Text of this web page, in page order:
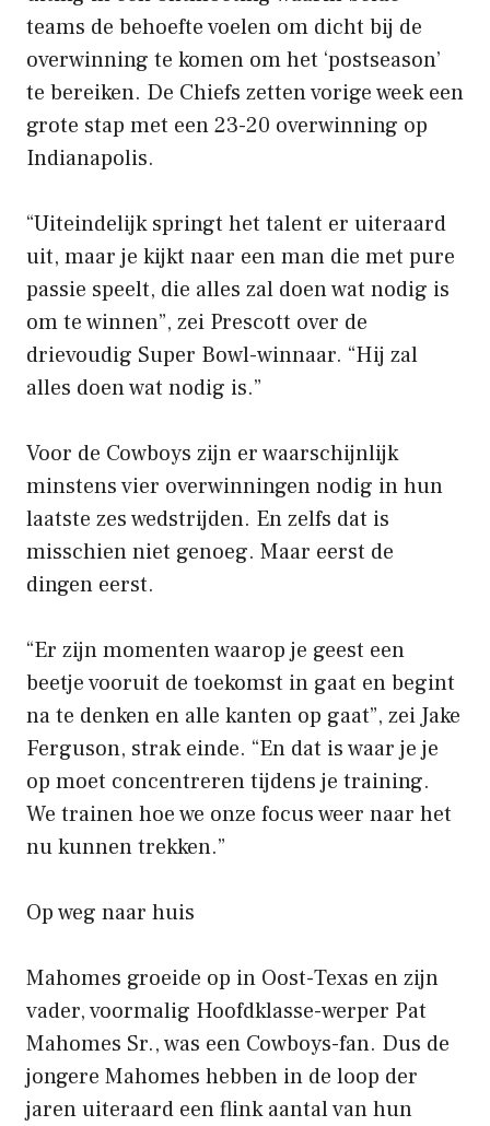
teams de behoefte voelen om dicht bij de
overwinning te komen om het ‘postseason’
te bereiken. De Chiefs zetten vorige week een
grote stap met een 23-20 overwinning op
Indianapolis.
“Uiteindelijk springt het talent er uiteraard
uit, maar je kijkt naar een man die met pure
passie speelt, die alles zal doen wat nodig is
om te winnen”, zei Prescott over de
drievoudig Super Bowl-winnaar. “Hij zal
alles doen wat nodig is.”
Voor de Cowboys zijn er waarschijnlijk
minstens vier overwinningen nodig in hun
laatste zes wedstrijden. En zelfs dat is
misschien niet genoeg. Maar eerst de
dingen eerst.
“Er zijn momenten waarop je geest een
beetje vooruit de toekomst in gaat en begint
na te denken en alle kanten op gaat”, zei Jake
Ferguson, strak einde. “En dat is waar je je
op moet concentreren tijdens je training.
We trainen hoe we onze focus weer naar het
nu kunnen trekken.”
Op weg naar huis
Mahomes groeide op in Oost-Texas en zijn
vader, voormalig Hoofdklasse-werper Pat
Mahomes Sr., was een Cowboys-fan. Dus de
jongere Mahomes hebben in de loop der
jaren uiteraard een flink aantal van hun